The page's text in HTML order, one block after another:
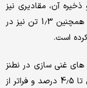
آن، مقادیری نیز
افزون بر 2.2 تن آب سنگین به خارج صادر کرده و همچنین 1.3 تن نیز در
است.
های غنی سازی در نطنز
و فردو، از جمله با ماشین های جدید، و غنی سازی تا 4.5 درصد و فراتر از